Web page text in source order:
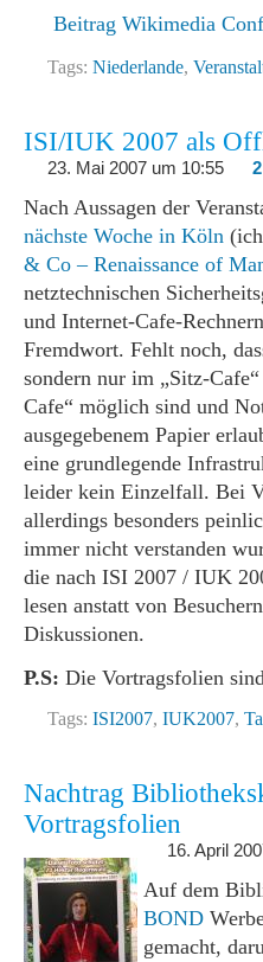
Beitrag Wikimedia
Tags: Niederlande,
ISI/IUK 2007 als
23. Mai 2007 um 10:55
Nach Aussagen der
nächste Woche in Köln
& Co – Renaissance of
netztechnischen
und Internet-Cafe-
Fremdwort. Fehlt noch,
sondern nur im „Sitz-
Cafe“ möglich sind und
ausgegebenem Papier
eine grundlegende
leider kein Einzelfall. Bei
allerdings besonders
immer nicht verstanden
die nach ISI 2007 / IUK
lesen anstatt von
Diskussionen.
P.S: Die Vortragsfolien
Tags: ISI2007, IUK2007,
Nachtrag
Vortragsfolien
16. April
Auf dem
BOND
gemacht,